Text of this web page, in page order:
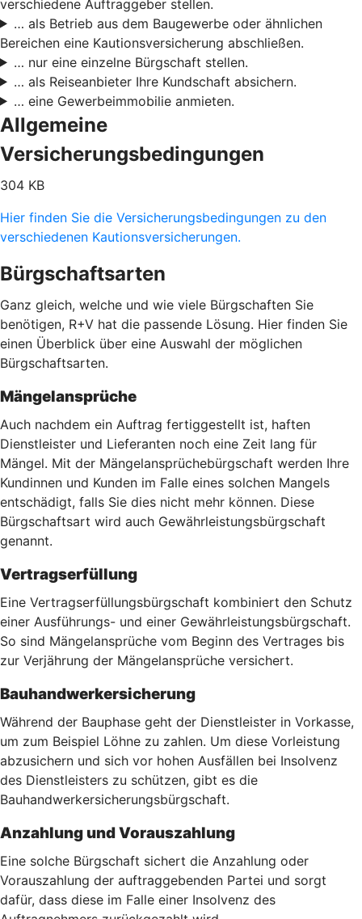
verschiedene Auftraggeber stellen.
… als Betrieb aus dem Baugewerbe oder ähnlichen
Bereichen eine Kautionsversicherung abschließen.
… nur eine einzelne Bürgschaft stellen.
… als Reiseanbieter Ihre Kundschaft absichern.
… eine Gewerbeimmobilie anmieten.
Allgemeine
Versicherungsbedingungen
304 KB
Hier finden Sie die Versicherungsbedingungen zu den
verschiedenen Kautionsversicherungen.
Bürgschaftsarten
Ganz gleich, welche und wie viele Bürgschaften Sie
benötigen, R+V hat die passende Lösung. Hier finden Sie
einen Überblick über eine Auswahl der möglichen
Bürgschaftsarten.
Mängelansprüche
Auch nachdem ein Auftrag fertiggestellt ist, haften
Dienstleister und Lieferanten noch eine Zeit lang für
Mängel. Mit der Mängelansprüchebürgschaft werden Ihre
Kundinnen und Kunden im Falle eines solchen Mangels
entschädigt, falls Sie dies nicht mehr können. Diese
Bürgschaftsart wird auch Gewährleistungsbürgschaft
genannt.
Vertragserfüllung
Eine Vertragserfüllungsbürgschaft kombiniert den Schutz
einer Ausführungs- und einer Gewährleistungsbürgschaft.
So sind Mängelansprüche vom Beginn des Vertrages bis
zur Verjährung der Mängelansprüche versichert.
Bauhandwerkersicherung
Während der Bauphase geht der Dienstleister in Vorkasse,
um zum Beispiel Löhne zu zahlen. Um diese Vorleistung
abzusichern und sich vor hohen Ausfällen bei Insolvenz
des Dienstleisters zu schützen, gibt es die
Bauhandwerkersicherungsbürgschaft.
Anzahlung und Vorauszahlung
Eine solche Bürgschaft sichert die Anzahlung oder
Vorauszahlung der auftraggebenden Partei und sorgt
dafür, dass diese im Falle einer Insolvenz des